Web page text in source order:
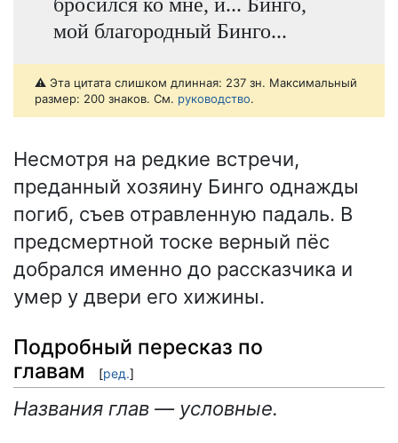
мой благородный Бинго...
⚠️ Эта цитата слишком длинная: 237 зн. Максимальный
размер: 200 знаков. См. руководство.
Несмотря на редкие встречи,
преданный хозяину Бинго однажды
погиб, съев отравленную падаль. В
предсмертной тоске верный пёс
добрался именно до рассказчика и
умер у двери его хижины.
Подробный пересказ по
главам
[ред.]
Названия глав — условные.